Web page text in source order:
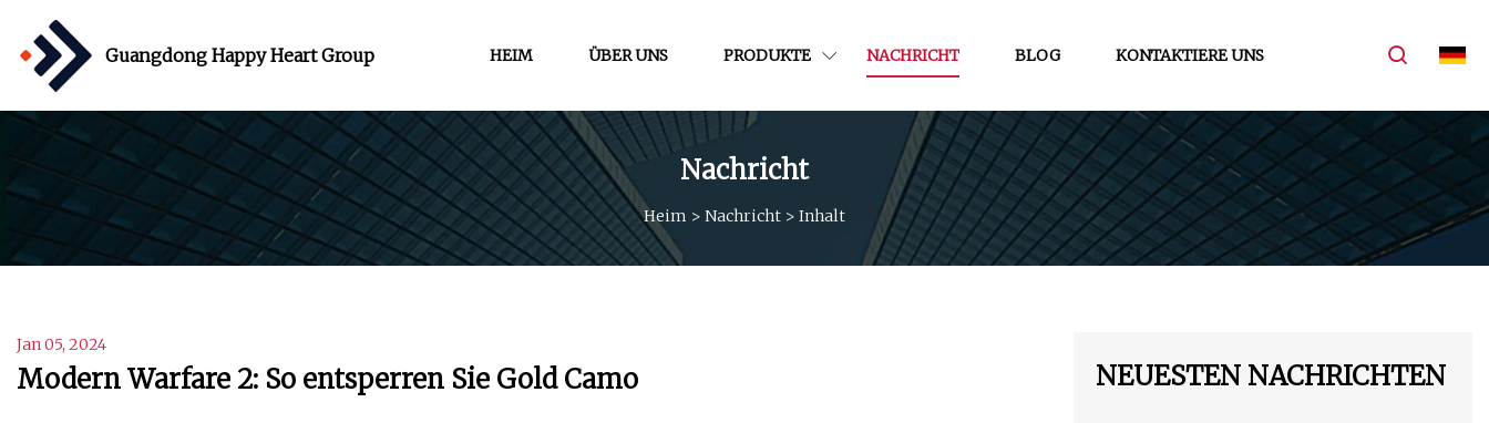
Guangdong Happy Heart Group HEIM ÜBER UNS PRODUKTE NACHRICHT BLOG KONTAKTIERE UNS
Nachricht
Heim > Nachricht > Inhalt
Jan 05, 2024
Modern Warfare 2: So entsperren Sie Gold Camo NEUESTEN NACHRICHTEN